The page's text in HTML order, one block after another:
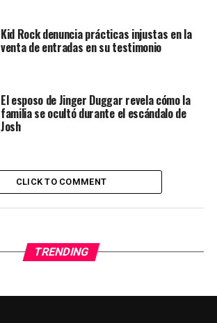
Kid Rock denuncia prácticas injustas en la
venta de entradas en su testimonio
El esposo de Jinger Duggar revela cómo la
familia se ocultó durante el escándalo de
Josh
CLICK TO COMMENT
TRENDING